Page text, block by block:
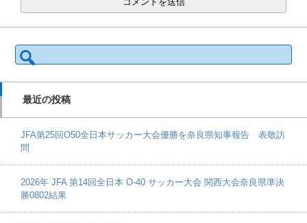
検
索:
最近の投稿
JFA第25回O50全日本サッカー大会優勝を奈良県知事報告 表敬訪
問
2026年 JFA 第14回全日本 O-40 サッカー大会 関西大会奈良県準決
勝0802結果